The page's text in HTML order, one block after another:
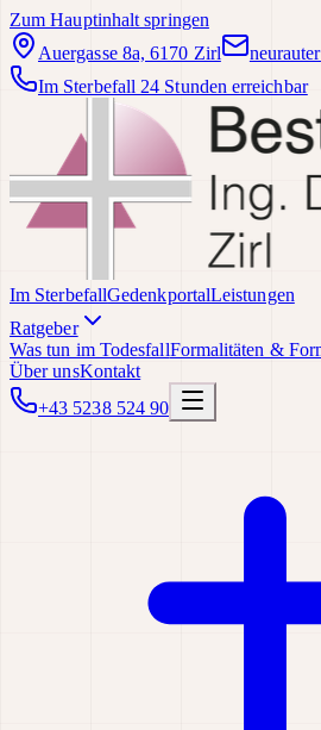
Zum Hauptinhalt springen
Auergasse 8a, 6170 Zirl
Im Sterbefall 24 Stunden erreichbar
Im SterbefallGedenkportalLeistungen
Ratgeber
Was tun im TodesfallFormalitäten &
Über unsKontakt
+43 5238 524 90